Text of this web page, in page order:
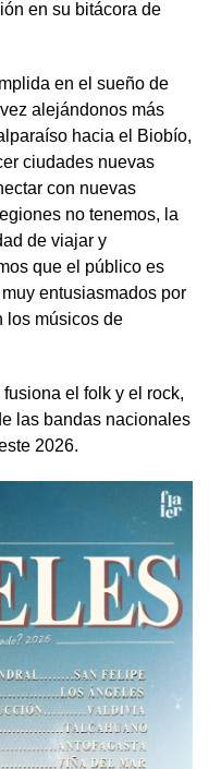
en su bitácora de
en el sueño de
alejándonos más
hacia el Biobío,
ciudades nuevas
con nuevas
no tenemos, la
de viajar y
que el público es
entusiasmados por
los músicos de
el folk y el rock,
las bandas nacionales
2026.